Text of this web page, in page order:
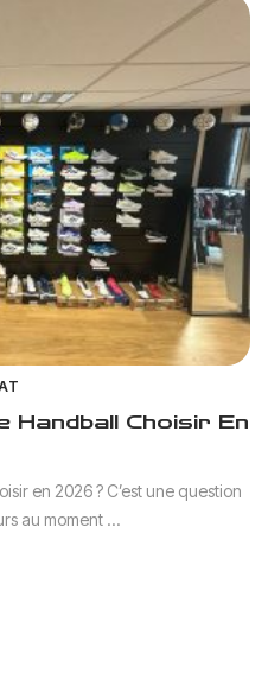
Handball Choisir En
en 2026 ? C’est une question
au moment ...